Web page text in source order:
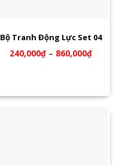
Bộ Tranh Động Lực Set 04
240,000₫– 860,000₫